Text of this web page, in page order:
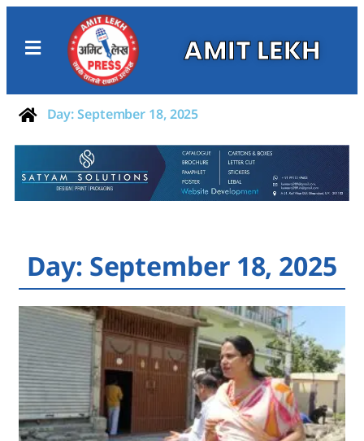
AMIT LEKH
Day: September 18, 2025
Day: September 18, 2025